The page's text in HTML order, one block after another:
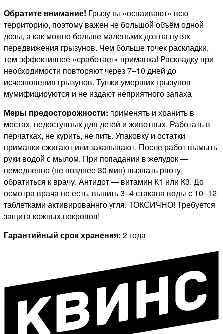
Обратите внимание! Грызуны «осваивают» всю
территорию, поэтому важен не большой объём одной
дозы, а как можно больше маленьких доз на путях
передвижения грызунов. Чем больше точек раскладки,
тем эффективнее «сработает» приманка! Раскладку при
необходимости повторяют через 7–10 дней до
исчезновения грызунов. Тушки умерших грызунов
мумифицируются и не издают неприятного запаха
Меры предосторожности: применять и хранить в
местах, недоступных для детей и животных. Работать в
перчатках, не курить, не пить. Упаковку и остатки
приманки сжигают или закапывают. После работ вымыть
руки водой с мылом. При попадании в желудок —
немедленно (не позднее 30 мин) вызвать рвоту,
обратиться к врачу. Антидот — витамин К1 или К3. До
осмотра врача не есть, выпить 3–4 стакана воды с 10–12
таблетками активированнго угля. ТОКСИЧНО! Требуется
защита кожных покровов!
Гарантийный срок хранения: 2 года